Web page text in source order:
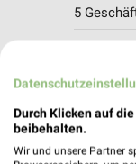
5
Durch Klicken auf
beibehalten.
Wir und unsere Partner